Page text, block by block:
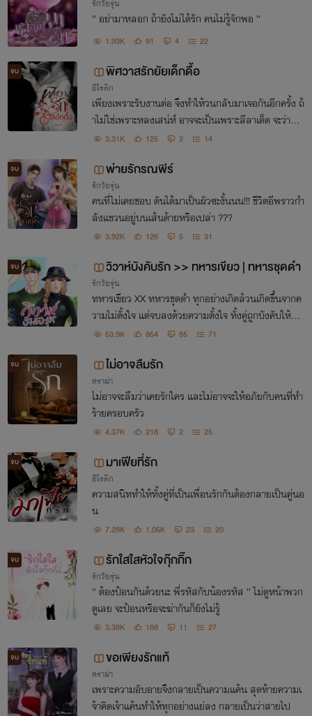
รักวัยรุ่น
“ อย่ามาหลอก ถ้ายังไม่ได้รัก คนไม่รู้จักพอ ”
1.93K 91 4 22
จบ พิศวาสรักยัยเด็กดื้อ
อีโรติก
เพียงเพราะรับงานต่อ จึงทำให้วนกลับมาเจอกันอีกครั้ง ถ้
าไม่ใช่เพราะหลงเสน่ห์ อาจจะเป็นเพราะลีลาเด็ด จะว่าบังเ
อิญก็คงไม่ใช่ อาจจะพรหมลิขิตกระมัง
3.31K 125 2 14
จบ พ่ายรักรณพีร์
รักวัยรุ่น
คนที่ไม่เคยชอบ ดันได้มาเป็นผัวซะงั้นนน!!! ชีวิตอีพราวกำ
ลังแขวนอยู่บนเส้นด้ายหรือเปล่า ???
3.92K 126 5 31
จบ วิวาห์บังคับรัก >> ทหารเขียว | ทหารชุดดำ
รักวัยรุ่น
ทหารเขียว XX ทหารชุดดำ ทุกอย่างเกิดล้วนเกิดขึ้นจากค
วามไม่ตั้งใจ แต่จบลงด้วยความตั้งใจ ทั้งคู่ถูกบังคับให้หมั้
นและแต่งงาน คนหนึ่งพูดน้อยอีกคนพูดมาก อนาคตจะพ
53.9K 854 85 71
จบ ไม่อาจลืมรัก
ดราม่า
ไม่อาจจะลืมว่าเคยรักใคร และไม่อาจจะให้อภัยกับคนที่ทำ
ร้ายครอบครัว
4.37K 218 2 25
จบ มาเฟียที่รัก
อีโรติก
ความสนิททำให้ทั้งคู่ที่เป็นเพื่อนรักกันต้องกลายเป็นคู่นอ
น
7.28K 1.05K 23 20
จบ รักใสใสหัวใจกุ๊กกิ๊ก
รักวัยรุ่น
“ ต้องป้อนกันด้วยนะ พี่รหัสกับน้องรหัส ” ไม่ดูหน้าพวก
ตูเลย จะป้อนหรือจะฆ่ากันก็ยังไม่รู้
3.38K 188 11 27
จบ ขอเพียงรักแท้
ดราม่า
เพราะความอับอายจึงกลายเป็นความแค้น สุดท้ายความเ
จ้าคิดเจ้าแค้นทำให้ทุกอย่างแย่ลง กลายเป็นว่าสายไป